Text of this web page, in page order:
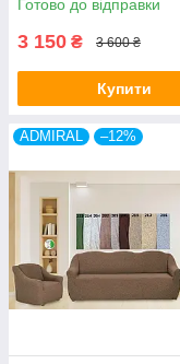
Готово до відправки
3 150 ₴ 3 600 ₴
Купити
ADMIRAL –12%